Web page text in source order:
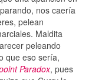
nos caería
pelean
Maldita
peleando
que eso sería,
Paradox, pues